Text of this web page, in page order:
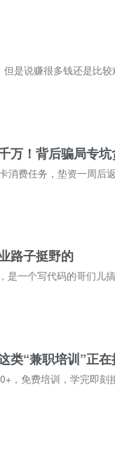
万！背后骗局专
路子挺野的
类“兼职培训”正